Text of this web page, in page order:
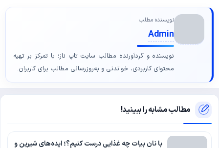
نویسنده مطلب
Admin
نویسنده و گردآورنده مطالب سایت تاپ ناز؛ با تمرکز بر تهیه
محتوای کاربردی، خواندنی و به‌روزرسانی مطالب برای کاربران.
مطالب مشابه را ببینید!
با نان بیات چه غذایی درست کنیم؟؛ ایده‌های شیرین و